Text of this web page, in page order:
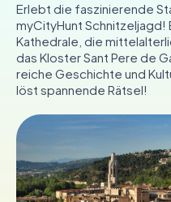
Touren
Teamevent
Tickets
ES
FR
IT
NL
Erlebt die faszinierende
myCityHunt
Kathedrale, die
das Kloster Sant Pere de
reiche Geschichte und
löst spannende Rätsel!